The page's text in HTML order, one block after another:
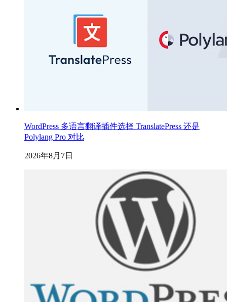
WordPress 多语言翻译插件选择 TranslatePress 还是
Polylang Pro 对比
2026年8月7日